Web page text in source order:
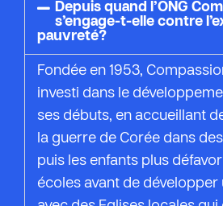
Depuis quand l’ONG
s’engage-t-elle contre
pauvreté?
Fondée en 1953,
investi dans le
ses débuts, en accueillant
la guerre de Corée dans
puis les enfants plus
écoles avant de